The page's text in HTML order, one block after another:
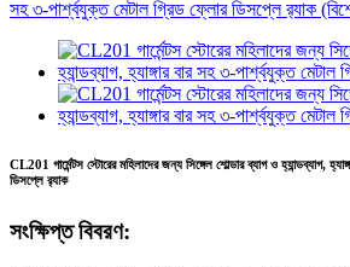
CL201 গার্মেন্টস স্টোরের মহিলাদের জন্য সিঙ্গেল শোল্ডার ব্যাগ ও হ্যান্ডব্যাগ,
ডিসপ্লে র‍্যাক
সংক্ষিপ্ত বিবরণ: